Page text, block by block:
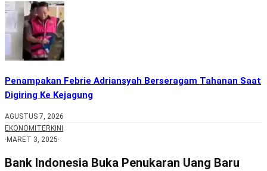
Penampakan Febrie Adriansyah Berseragam Tahanan Saat
Digiring Ke Kejagung
AGUSTUS 7, 2026
EKONOMI TERKINI
· MARET 3, 2025·
Bank Indonesia Buka Penukaran Uang Baru